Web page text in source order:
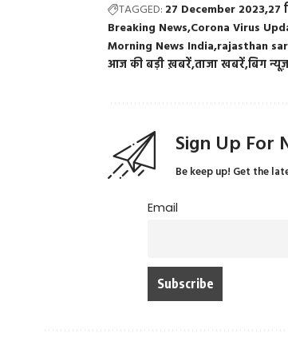
TAGGED: 27 December 2023 27
Breaking News Corona Virus
Morning News India rajasthan
आज की बड़ी ख़बरेंताजा खबरेंबिग
Sign Up For
Be keep up! Get the
Email